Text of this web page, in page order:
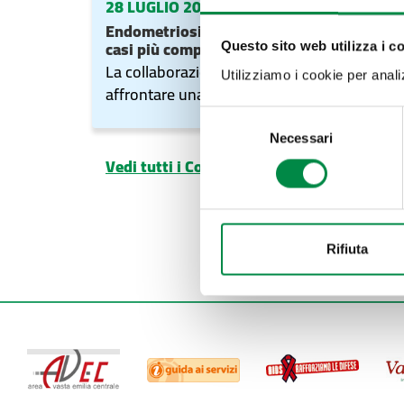
Questo sito web utilizza i
Utilizziamo i cookie per
Necessari
Rifiuta
28 LUGLIO 2026
Endometriosi profonda: il lavoro di
casi più complessi
La collaborazione tra Ginecologia e
affrontare una forma avanzata della malattia
Vedi tutti i Comunicati stampa